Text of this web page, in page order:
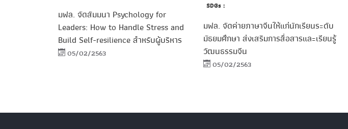
มฟล. จัดสัมมนา Psychology for
Leaders: How to Handle Stress and
Build Self-resilience สำหรับผู้บริหาร
05/02/2563
SDGs :
มฟล. จัดค่ายภาษาจีนให้แก่นักเรียนระดับ
มัธยมศึกษา ส่งเสริมการสื่อสารและเรียนรู้
วัฒนธรรมจีน
05/02/2563